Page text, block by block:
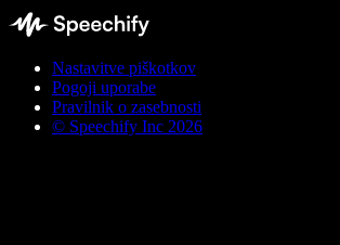
Nastavitve piškotkov
Pogoji uporabe
Pravilnik o zasebnosti
© Speechify Inc 2026